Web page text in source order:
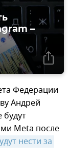
–
Федерации
Андрей
будут
Meta после
нести за